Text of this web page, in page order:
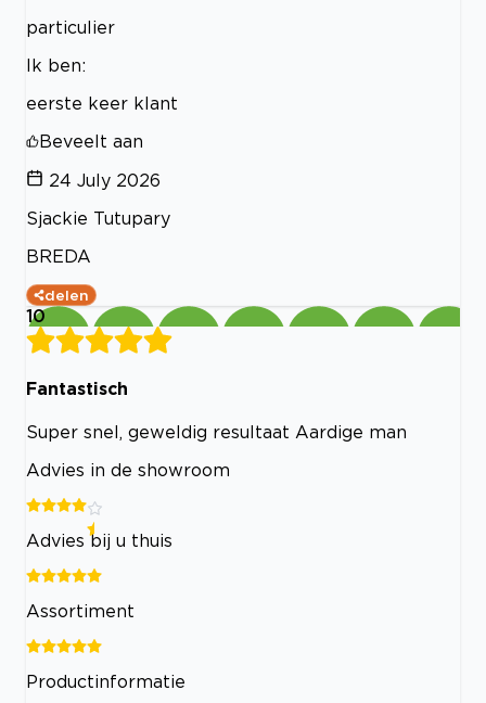
particulier
Ik ben:
eerste keer klant
Beveelt aan
24 July 2026
Sjackie Tutupary
BREDA
delen
10
Fantastisch
Super snel, geweldig resultaat Aardige man
Advies in de showroom
Advies bij u thuis
Assortiment
Productinformatie